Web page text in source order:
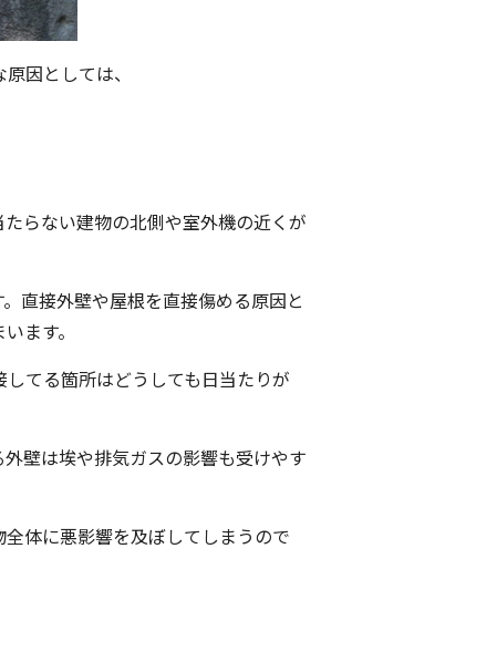
因としては、
らない建物の北側や室外機の近くが
直接外壁や屋根を直接傷める原因と
ます。
てる箇所はどうしても日当たりが
壁は埃や排気ガスの影響も受けやす
体に悪影響を及ぼしてしまうので